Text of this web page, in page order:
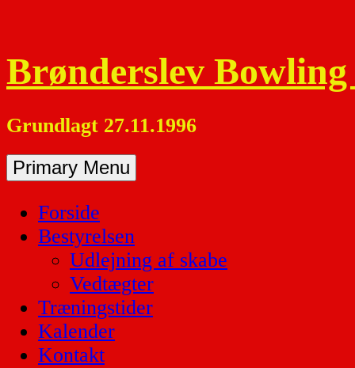
content
Brønderslev
Grundlagt 27.11.1996
Primary Menu
Forside
Bestyrelsen
Udlejning af skabe
Vedtægter
Træningstider
Kalender
Kontakt